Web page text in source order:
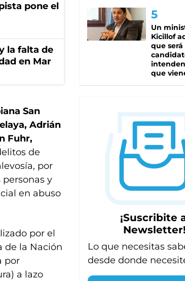
pone el
la falta de
en Mar
San
Adrián
Fuhr,
de
por
y
en abuso
por el
de la Nación
por
a lazo
Un
Kicillof
que será
que
¡Suscribite
Lo que necesitas
desde donde